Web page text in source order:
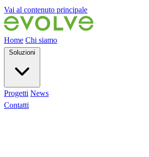
Vai al contenuto principale
Home Chi siamo
Soluzioni
Progetti News
Contatti